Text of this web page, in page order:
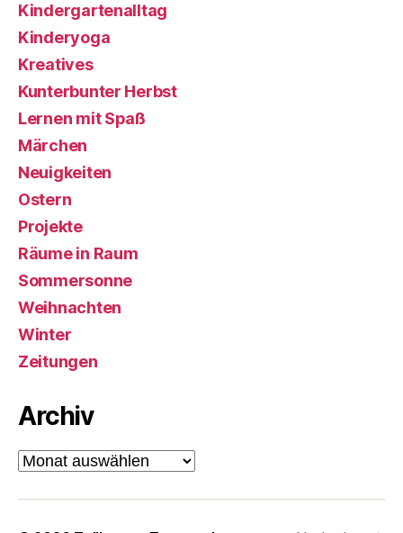
Kindergartenalltag
Kinderyoga
Kreatives
Kunterbunter Herbst
Lernen mit Spaß
Märchen
Neuigkeiten
Ostern
Projekte
Räume in Raum
Sommersonne
Weihnachten
Winter
Zeitungen
Archiv
Archiv